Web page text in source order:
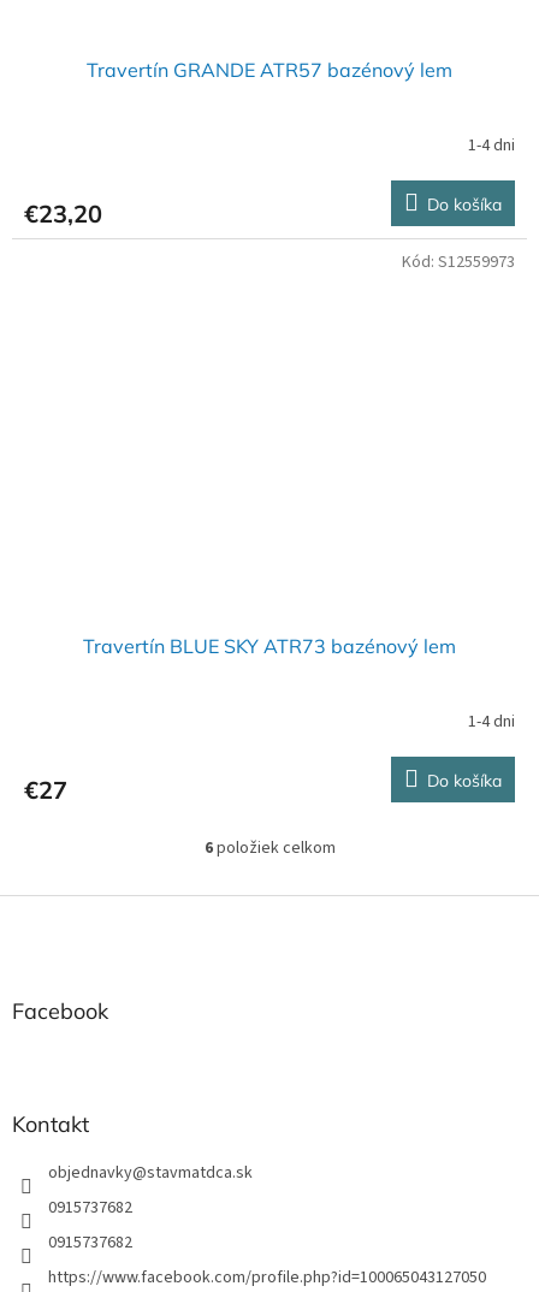
Travertín GRANDE ATR57 bazénový lem
1-4 dni
€23,20 Do košíka
Travertín BLUE SKY ATR73 bazénový lem
1-4 dni
€27 Do košíka
Kód: S12559973
O
l
s
6položiek celkom
Z
Facebook
Kontakt
objednavky@stavmatdca.sk
0915737682
0915737682
https://www.facebook.com/profile.php?id=100065043127050